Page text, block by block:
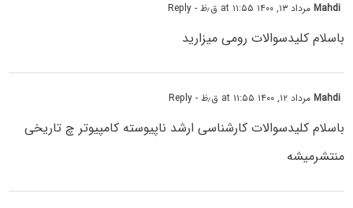
Mahdiمرداد ۱۳, ۱۴۰۰ at ۱۱:۵۵ ق٫ظ - Reply
باسلام کلیدسوالات رومی میزارید
Mahdiمرداد ۱۲, ۱۴۰۰ at ۱۱:۵۵ ق٫ظ - Reply
باسلام کلیدسوالات کارشناسی ارشد ناپیوسته کامپیوتر چ تاریخی
منتشرمیشه